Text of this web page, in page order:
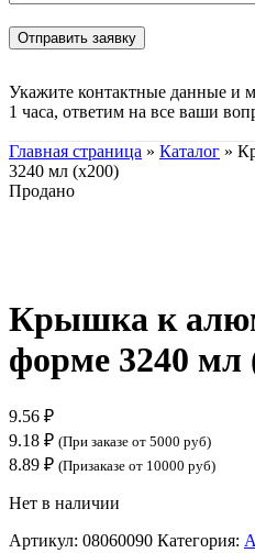
Укажите контактные данные и
1 часа, ответим на все ваши
Главная страница » Каталог »
3240 мл (х200)
Продано
Крышка к
форме 3240 мл
9.56 ₽
9.18 ₽ (При заказе от 5000 руб)
8.89 ₽ (Призаказе от 10000 руб)
Нет в наличии
Артикул: 08060090 Категория: